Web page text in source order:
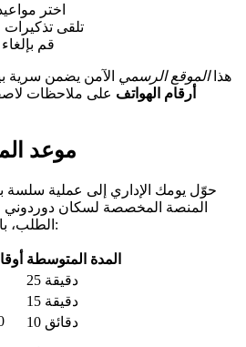
اختر
تلقى
قم بإلغاء
هذاالموقع الرسمي الآمن يضمن سرية
أرقام الهواتف على ملاحظات
موعد
حوّل يومك الإداري إلى عملية سلسة
المنصة المخصصة لسكان
الطلب، فعالة:
المدة المتوسطة
25 دقيقة
15 دقيقة
10 دقائق